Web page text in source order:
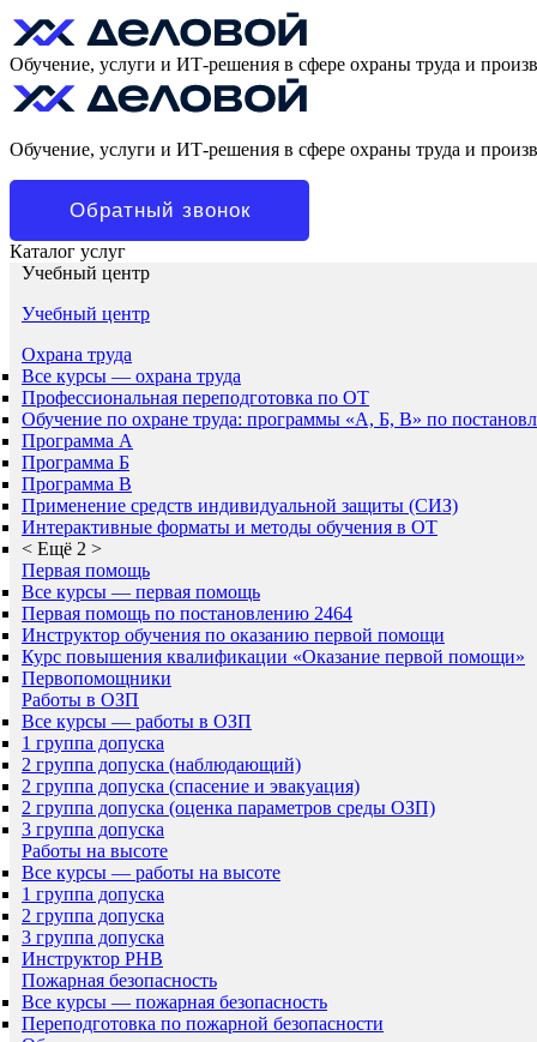
Обучение, услуги и ИТ-решения в сфере охраны труда и
Обучение, услуги и ИТ-решения в сфере охраны труда и
Обратный звонок
Каталог услуг
Учебный центр
Учебный центр
Охрана труда
Все курсы — охрана труда
Профессиональная переподготовка по ОТ
Обучение по охране труда: программы «А, Б, В» по
Программа А
Программа Б
Программа В
Применение средств индивидуальной защиты (СИЗ)
Интерактивные форматы и методы обучения в ОТ
< Ещё 2 >
Первая помощь
Все курсы — первая помощь
Первая помощь по постановлению 2464
Инструктор обучения по оказанию первой помощи
Курс повышения квалификации «Оказание первой помощи»
Первопомощники
Работы в ОЗП
Все курсы — работы в ОЗП
1 группа допуска
2 группа допуска (наблюдающий)
2 группа допуска (спасение и эвакуация)
2 группа допуска (оценка параметров среды ОЗП)
3 группа допуска
Работы на высоте
Все курсы — работы на высоте
1 группа допуска
2 группа допуска
3 группа допуска
Инструктор РНВ
Пожарная безопасность
Все курсы — пожарная безопасность
Переподготовка по пожарной безопасности